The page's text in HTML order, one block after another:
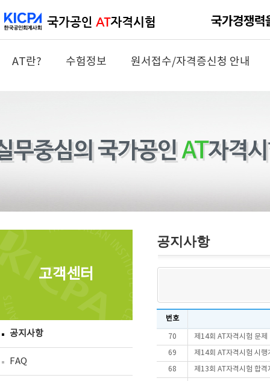
AT란? 수험정보 원서접수/자격증신청 안내
고객센터
공지사항
FAQ
공지사항
번호
70 제14회 AT자격시험 문
69 제14회 AT자격시험 시행
68 제13회 AT자격시험 합격